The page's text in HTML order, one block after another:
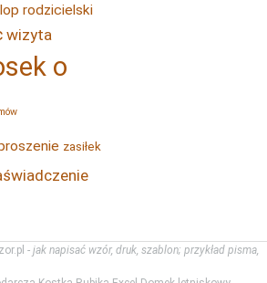
rodzicielski
wizyta
o
zasiłek
- jak napisać wzór, druk, szablon; przykład pisma,